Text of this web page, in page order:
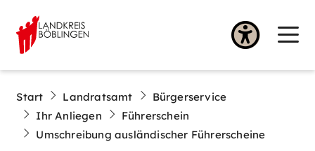
Start Landratsamt
Bürgerservice
Ihr Anliegen
Führerschein
Umschreibung ausländischer Führerscheine